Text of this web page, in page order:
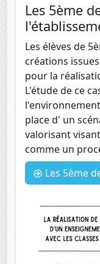
Les 5ème
Les élèves de
créations
pour la
L'étude de ce
place d' un
valorisant
comme un
Les 5ème